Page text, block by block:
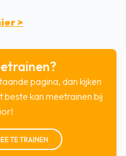
>
pagina, dan kijken
beste kan meetrainen bij
TE TRAINEN